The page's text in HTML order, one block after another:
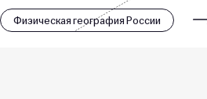
Физическая география России